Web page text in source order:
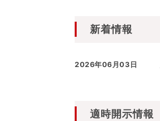
新着情報
2026年06月03日
適時開示情報